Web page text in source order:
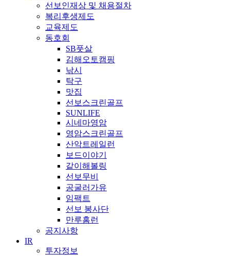
선보인재상 및 채용절차
복리후생제도
교육제도
동호회
SB풋살
김해오토캠핑
낚시
탁구
맛집
선보스크린골프
SUNLIFE
시네마영암
영암스크린골프
산악트레일런
보드이야기
같이해볼링
선보무비
공굴러가유
임팩트
선보 봉사단
만루홈런
공지사항
IR
투자정보